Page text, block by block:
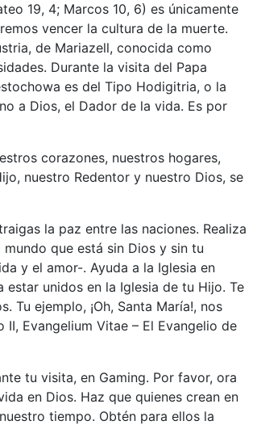
19, 4; Marcos 10, 6) es únicamente
vencer la cultura de la muerte.
de Mariazell, conocida como
Durante la visita del Papa
es del Tipo Hodigitria, o la
a Dios, el Dador de la vida. Es por
corazones, nuestros hogares,
nuestro Redentor y nuestro Dios, se
la paz entre las naciones. Realiza
que está sin Dios y sin tu
y el amor-. Ayuda a la Iglesia en
unidos en la Iglesia de tu Hijo. Te
Tu ejemplo, ¡Oh, Santa María!, nos
II, Evangelium Vitae – El Evangelio de
tu visita, en Gaming. Por favor, ora
en Dios. Haz que quienes crean en
tiempo. Obtén para ellos la